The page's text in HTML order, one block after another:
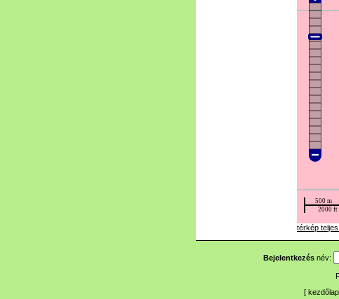
térkép
Bejelentkezés név:
[ kezdőlap